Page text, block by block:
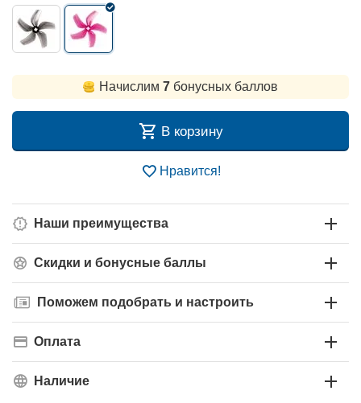
Начислим 7 бонусных баллов
В корзину
Нравится!
Наши преимущества
Скидки и бонусные баллы
Поможем подобрать и настроить
Оплата
Наличие